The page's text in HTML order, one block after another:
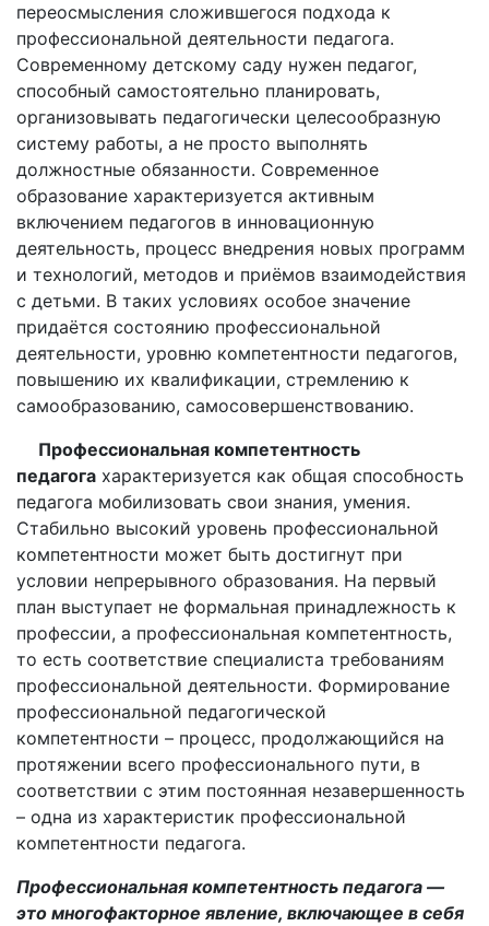
переосмысления сложившегося подхода к
профессиональной деятельности педагога.
Современному детскому саду нужен педагог,
способный самостоятельно планировать,
организовывать педагогически целесообразную
систему работы, а не просто выполнять
должностные обязанности. Современное
образование характеризуется активным
включением педагогов в инновационную
деятельность, процесс внедрения новых программ
и технологий, методов и приёмов взаимодействия
с детьми. В таких условиях особое значение
придаётся состоянию профессиональной
деятельности, уровню компетентности педагогов,
повышению их квалификации, стремлению к
самообразованию, самосовершенствованию.
Профессиональная компетентность
педагога характеризуется как общая способность
педагога мобилизовать свои знания, умения.
Стабильно высокий уровень профессиональной
компетентности может быть достигнут при
условии непрерывного образования. На первый
план выступает не формальная принадлежность к
профессии, а профессиональная компетентность,
то есть соответствие специалиста требованиям
профессиональной деятельности. Формирование
профессиональной педагогической
компетентности – процесс, продолжающийся на
протяжении всего профессионального пути, в
соответствии с этим постоянная незавершенность
– одна из характеристик профессиональной
компетентности педагога.
Профессиональная компетентность педагога —
это многофакторное явление, включающее в себя